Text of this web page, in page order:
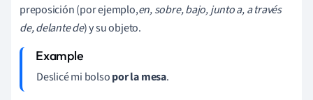
preposición (por ejemplo,en, sobre, bajo, junto a, a través
de, delante de) y su objeto.
Deslicé mi bolsopor la mesa.